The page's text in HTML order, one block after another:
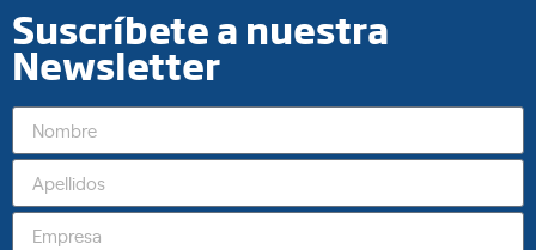
Suscríbete a nuestra
Newsletter